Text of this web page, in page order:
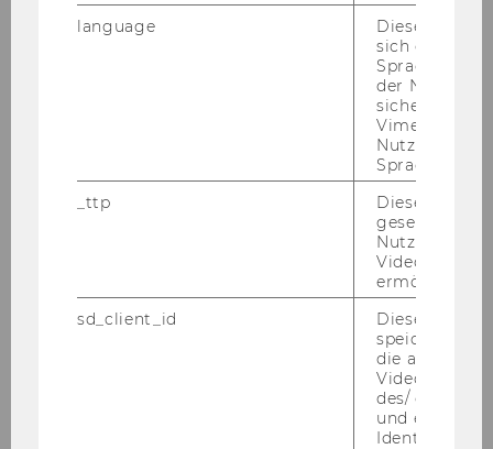
International Office duringconsultation hours
Track: Central Europe Connect (CEC)
Track: Sustainability in International
language
Dieses
sich die
der
Vimeo in der
Nutzer
Sprache
_ttp
Dieser
gesetzt, um
Nutzung des
Videoplayers
ermöglichen
sd_client_id
Dieses Cookie
speichert
die aktuellen
des/ der
und einen